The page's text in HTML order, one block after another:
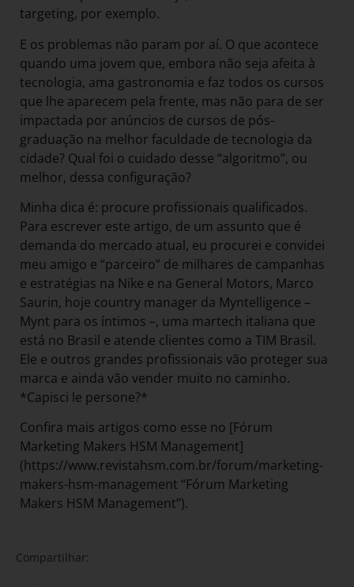
targeting, por exemplo.
E os problemas não param por aí. O que acontece
quando uma jovem que, embora não seja afeita à
tecnologia, ama gastronomia e faz todos os cursos
que lhe aparecem pela frente, mas não para de ser
impactada por anúncios de cursos de pós-
graduação na melhor faculdade de tecnologia da
cidade? Qual foi o cuidado desse “algoritmo”, ou
melhor, dessa configuração?
Minha dica é: procure profissionais qualificados.
Para escrever este artigo, de um assunto que é
demanda do mercado atual, eu procurei e convidei
meu amigo e “parceiro” de milhares de campanhas
e estratégias na Nike e na General Motors, Marco
Saurin, hoje country manager da Myntelligence –
Mynt para os íntimos –, uma martech italiana que
está no Brasil e atende clientes como a TIM Brasil.
Ele e outros grandes profissionais vão proteger sua
marca e ainda vão vender muito no caminho.
*Capisci le persone?*
Confira mais artigos como esse no [Fórum
Marketing Makers HSM Management]
(https://www.revistahsm.com.br/forum/marketing-
makers-hsm-management “Fórum Marketing
Makers HSM Management”).
Compartilhar: